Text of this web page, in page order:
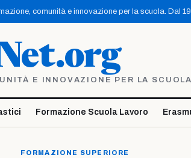
comunità e innovazione per la scuola. Dal
E INNOVAZIONE PER LA
Formazione Scuola Lavoro
FORMAZIONE SUPERIORE